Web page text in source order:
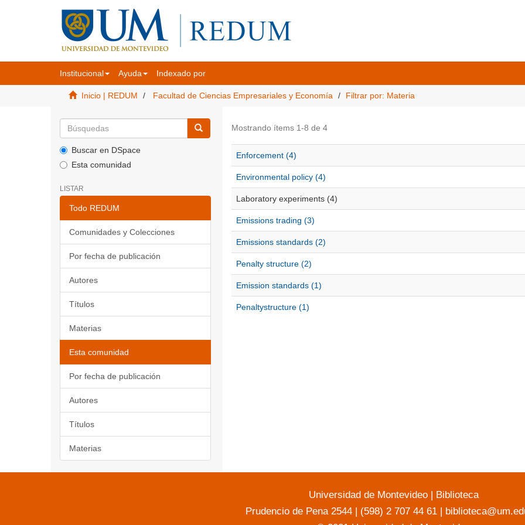
Institucional Ayuda Indexado por
Inicio | REDUM Facultad de Ciencias Empresariales y Economía Filtrar por: Materia
Buscar en DSpace
Esta comunidad
LISTAR
Todo REDUM
Comunidades y Colecciones
Por fecha de publicación
Autores
Títulos
Materias
Esta comunidad
Por fecha de publicación
Autores
Títulos
Materias
Mostrando ítems 1-8 de 4
Enforcement (4)
Environmental policy (4)
Laboratory experiments (4)
Emissions trading (3)
Emissions standards (2)
Penalty structure (2)
Emission standards (1)
Penaltystructure (1)
Universidad de Montevideo | Biblioteca
Prudencio de Pena 2544 | (598) 2 707 44 61 |